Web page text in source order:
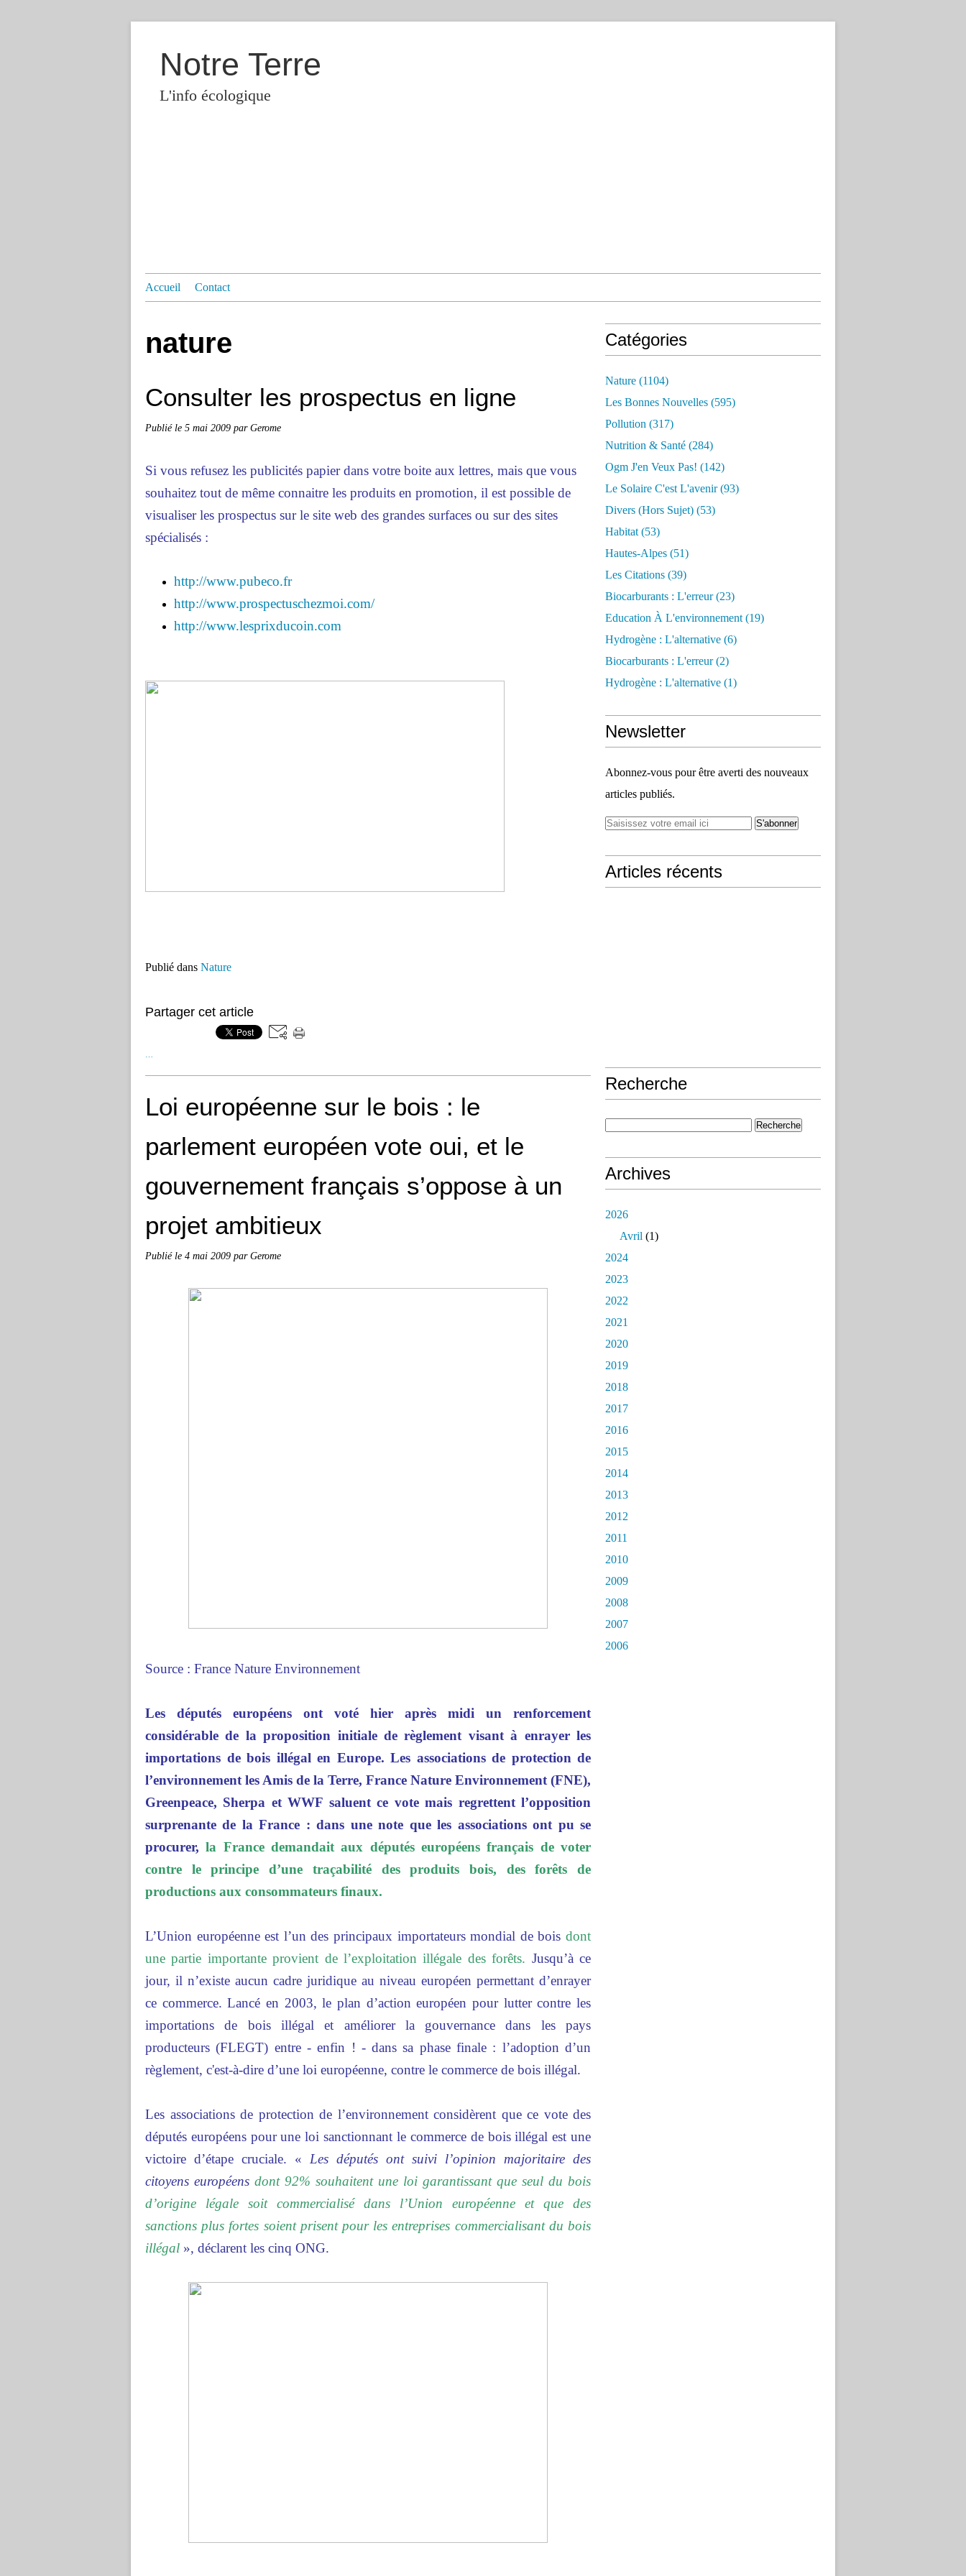
Notre Terre
L'info écologique
Accueil Contact
nature
Consulter les prospectus en ligne
Publié le 5 mai 2009 par Gerome
Si vous refusez les publicités papier dans votre boite aux lettres, mais que vous
souhaitez tout de même connaitre les produits en promotion, il est possible de
visualiser les prospectus sur le site web des grandes surfaces ou sur des sites
spécialisés :
http://www.pubeco.fr
http://www.prospectuschezmoi.com/
http://www.lesprixducoin.com
Publié dans Nature
Partager cet article
Loi européenne sur le bois : le
parlement européen vote oui, et le
gouvernement français s’oppose à un
projet ambitieux
Publié le 4 mai 2009 par Gerome
Source : France Nature Environnement
Les députés européens ont voté hier après midi un renforcement
considérable de la proposition initiale de règlement visant à enrayer les
importations de bois illégal en Europe. Les associations de protection de
l’environnement les Amis de la Terre, France Nature Environnement (FNE),
Greenpeace, Sherpa et WWF saluent ce vote mais regrettent l’opposition
surprenante de la France : dans une note que les associations ont pu se
procurer,la France demandait aux députés européens français de voter
contre le principe d’une traçabilité des produits bois, des forêts de
productions aux consommateurs finaux.
L’Union européenne est l’un des principaux importateurs mondial de bois dont
une partie importante provient de l’exploitation illégale des forêts. Jusqu’à ce
jour, il n’existe aucun cadre juridique au niveau européen permettant d’enrayer
ce commerce. Lancé en 2003, le plan d’action européen pour lutter contre les
importations de bois illégal et améliorer la gouvernance dans les pays
producteurs (FLEGT) entre - enfin ! - dans sa phase finale : l’adoption d’un
règlement, c'est-à-dire d’une loi européenne, contre le commerce de bois illégal.
Les associations de protection de l’environnement considèrent que ce vote des
députés européens pour une loi sanctionnant le commerce de bois illégal est une
victoire d’étape cruciale. « Les députés ont suivi l’opinion majoritaire des
citoyens européens dont 92% souhaitent une loi garantissant que seul du bois
d’origine légale soit commercialisé dans l’Union européenne et que des
sanctions plus fortes soient prisent pour les entreprises commercialisant du bois
illégal », déclarent les cinq ONG.
Catégories
Nature (1104)
Les Bonnes Nouvelles (595)
Pollution (317)
Nutrition & Santé (284)
Ogm J'en Veux Pas! (142)
Le Solaire C'est L'avenir(93)
Divers (hors Sujet) (53)
Habitat (53)
Hautes-Alpes (51)
Les Citations (39)
Biocarburants : L'erreur(23)
Education À L'environnement (19)
Hydrogène : L'alternative (6)
Biocarburants : L'erreur(2)
Hydrogène : L'alternative (1)
Newsletter
Abonnez-vous pour être averti des nouveaux
articles publiés.
Articles récents
Recherche
Archives
2026
Avril (1)
2024
2023
2022
2021
2020
2019
2018
2017
2016
2015
2014
2013
2012
2011
2010
2009
2008
2007
2006